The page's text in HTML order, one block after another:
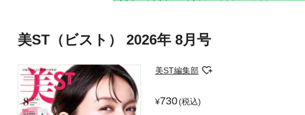
美ST（ビスト） 2026年 8月号
美ST編集部
730(税込)